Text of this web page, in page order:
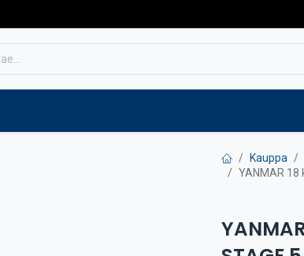
Kauppa
YANMAR 18